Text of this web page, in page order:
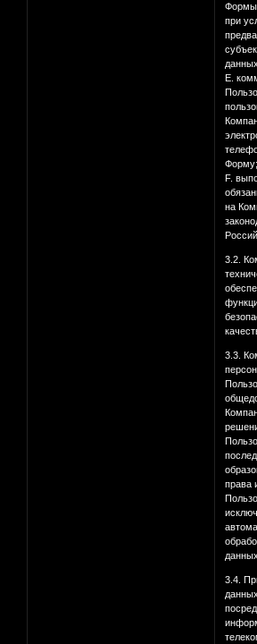
Формы
при
E.
Форму;
F.
на
3.2.
3.3.
права
данных.
3.4.